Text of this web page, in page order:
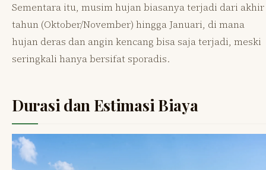
Sementara itu, musim hujan biasanya terjadi dari akhir
tahun (Oktober/November) hingga Januari, di mana
hujan deras dan angin kencang bisa saja terjadi, meski
seringkali hanya bersifat sporadis.
Durasi dan Estimasi Biaya